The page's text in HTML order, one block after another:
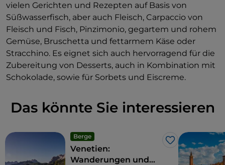
vielen Gerichten und Rezepten auf Basis von
Süßwasserfisch, aber auch Fleisch, Carpaccio von
Fleisch und Fisch, Pinzimonio, gegartem und rohem
Gemüse, Bruschetta und fettarmem Käse oder
Stracchino. Es eignet sich auch hervorragend für die
Zubereitung von Desserts, auch in Kombination mit
Schokolade, sowie für Sorbets und Eiscreme.
Das könnte Sie interessieren
Berge
Like
Venetien:
Wanderungen und